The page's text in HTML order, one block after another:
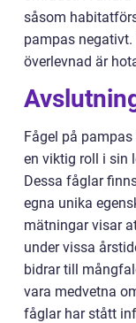
såsom
pampas
överlevnad är
Fågel på
en viktig roll i sin
Dessa fåglar
egna unika
mätningar visar
under vissa
bidrar till
vara medvetna
fåglar har stått